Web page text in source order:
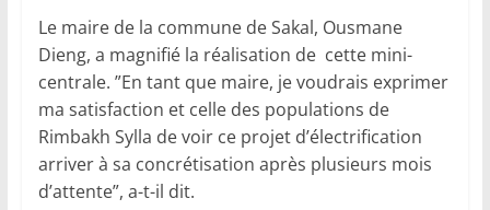
Le maire de la commune de Sakal, Ousmane
Dieng, a magnifié la réalisation de cette mini-
centrale. ”En tant que maire, je voudrais exprimer
ma satisfaction et celle des populations de
Rimbakh Sylla de voir ce projet d’électrification
arriver à sa concrétisation après plusieurs mois
d’attente”, a-t-il dit.